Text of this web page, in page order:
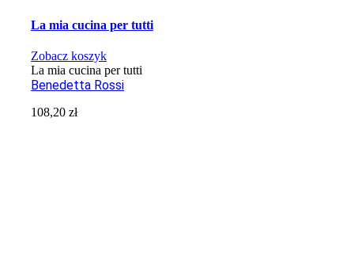
La mia cucina per tutti
Zobacz koszyk
La mia cucina per tutti
Benedetta Rossi
108,20zł